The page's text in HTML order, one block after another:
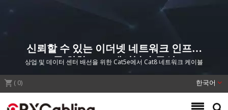
신뢰할 수 있는 이더넷 네트워크 인프라
를 위한 LAN 케이블 솔루션
상업 및 데이터 센터 배선을 위한 Cat5e에서 Cat8 네트워크 케이블
( 0) 한국어